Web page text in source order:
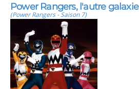
Power Rangers, l'autre galaxie
(Power Rangers - Saison 7)